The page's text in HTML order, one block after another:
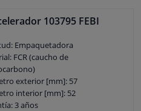
103795 FEBI
Empaquetadora
FCR (caucho de
exterior [mm]: 57
interior [mm]: 52
3 años